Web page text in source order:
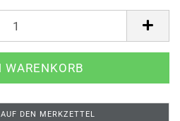
AUF DEN MERKZETTEL